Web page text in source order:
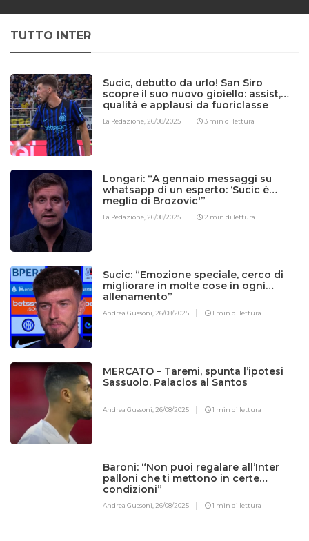
TUTTO INTER
Sucic, debutto da urlo! San Siro
scopre il suo nuovo gioiello: assist,
qualità e applausi da fuoriclasse
La Redazione, 26/08/2025 3 min di lettura
Longari: “A gennaio messaggi su
whatsapp di un esperto: ‘Sucic è
meglio di Brozovic'”
La Redazione, 26/08/2025 2 min di lettura
Sucic: “Emozione speciale, cerco di
migliorare in molte cose in ogni
allenamento”
Andrea Gussoni,26/08/2025 1 min di lettura
MERCATO – Taremi, spunta l’ipotesi
Sassuolo. Palacios al Santos
Andrea Gussoni, 26/08/2025 1 min di lettura
Baroni: “Non puoi regalare all’Inter
palloni che ti mettono in certe
condizioni”
Andrea Gussoni, 26/08/2025 1 min di lettura